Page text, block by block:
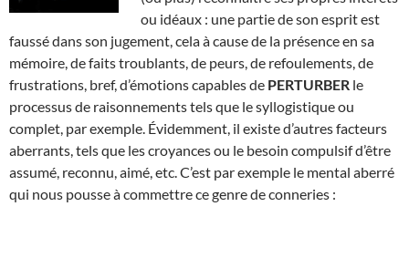
ou idéaux : une partie de son esprit est
faussé dans son jugement, cela à cause de la présence en sa
mémoire, de faits troublants, de peurs, de refoulements, de
frustrations, bref, d’émotions capables de PERTURBER le
processus de raisonnements tels que le syllogistique ou
complet, par exemple. Évidemment, il existe d’autres facteurs
aberrants, tels que les croyances ou le besoin compulsif d’être
assumé, reconnu, aimé, etc. C’est par exemple le mental aberré
qui nous pousse à commettre ce genre de conneries :